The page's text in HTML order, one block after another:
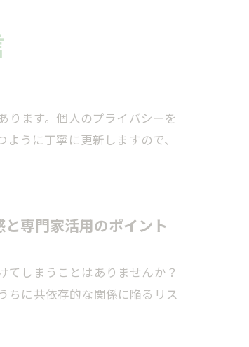
ります。個人のプライバシーを
うに丁寧に更新しますので、
専門家活用のポイント
てしまうことはありませんか？
ちに共依存的な関係に陥るリス